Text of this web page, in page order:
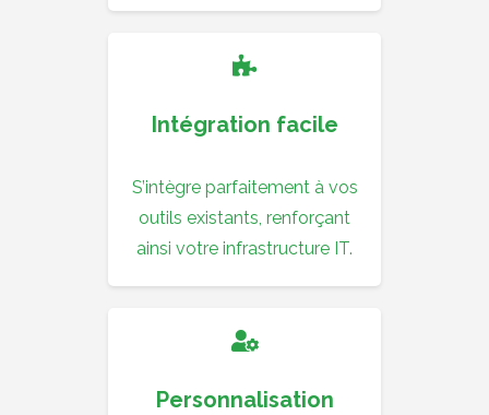
Intégration facile
S’intègre parfaitement à vos
outils existants, renforçant
ainsi votre infrastructure IT.
Personnalisation